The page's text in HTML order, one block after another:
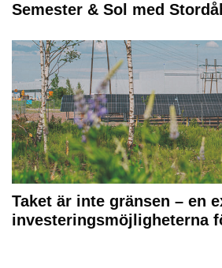
Semester & Sol med
Taket är inte gränsen – en
investeringsmöjligheterna